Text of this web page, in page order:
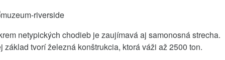
netypických chodieb je zaujímavá aj samonosná strecha.
základ tvorí železná konštrukcia, ktorá váži až 2500 ton.